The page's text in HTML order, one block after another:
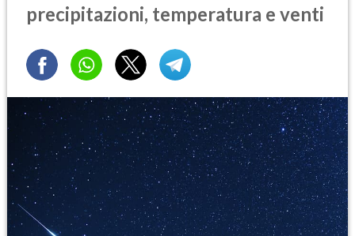
precipitazioni, temperatura e venti